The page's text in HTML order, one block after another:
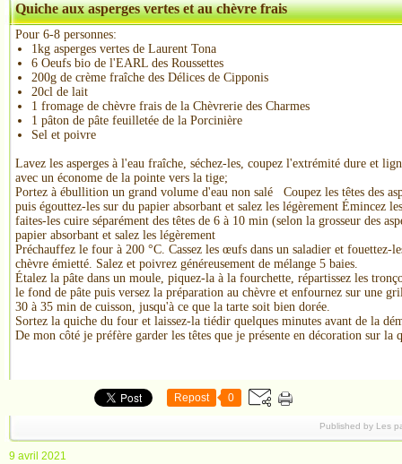
Quiche aux asperges vertes et au chèvre frais
Pour 6-8 personnes:
1kg asperges vertes de Laurent Tona
6 Oeufs bio de l'EARL des Roussettes
200g de crème fraîche des Délices de Cipponis
20cl de lait
1 fromage de chèvre frais de la Chèvrerie des Charmes
1 pâton de pâte feuilletée de la Porcinière
Sel et poivre
Lavez les asperges à l'eau fraîche, séchez-les, coupez l'extrémité dure et
avec un économe de la pointe vers la tige;
Portez à ébullition un grand volume d'eau non salé Coupez les têtes des
puis égouttez-les sur du papier absorbant et salez les légèrement Émincez
faites-les cuire séparément des têtes de 6 à 10 min (selon la grosseur des
papier absorbant et salez les légèrement
Préchauffez le four à 200 °C. Cassez les œufs dans un saladier et fouettez-
chèvre émietté. Salez et poivrez généreusement de mélange 5 baies.
Étalez la pâte dans un moule, piquez-la à la fourchette, répartissez les
le fond de pâte puis versez la préparation au chèvre et enfournez sur une
30 à 35 min de cuisson, jusqu'à ce que la tarte soit bien dorée.
Sortez la quiche du four et laissez-la tiédir quelques minutes avant de la
De mon côté je préfère garder les têtes que je présente en décoration sur la
Repost 0
Published by Les
9 avril 2021